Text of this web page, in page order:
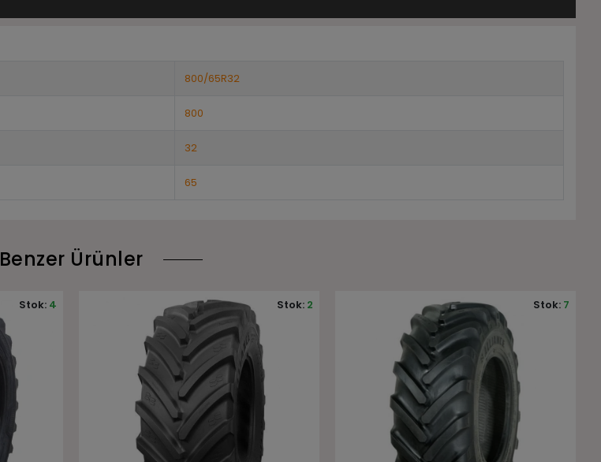
800/65R32
800
32
65
Benzer Ürünler
Stok:2 Stok: 7 Stok:10